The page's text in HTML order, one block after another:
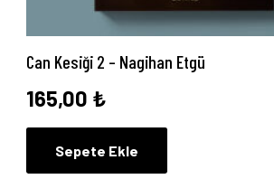
Can Kesiği 2 – Nagihan Etgü
165,00 ₺
Sepete Ekle